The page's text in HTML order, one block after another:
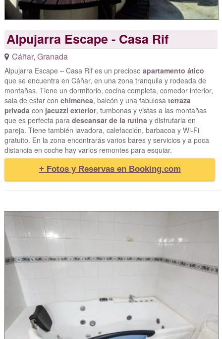
Alpujarra Escape - Casa Rif
Cáñar, Granada
Alpujarra Escape – Casa Rif es un precioso apartamento ático
que se encuentra en Cáñar, en una zona tranquila y rodeada de
montañas. Tiene un dormitorio, cocina completa, comedor interior,
sala de estar con chimenea, balcón y una fabulosa terraza
privada con jacuzzi exterior, tumbonas y vistas a las montañas
que es perfecta para descansar de la rutina y disfrutarla en
pareja. Tiene también lavadora, calefacción, barbacoa y Wi-Fi
gratuito. En la zona encontrarás varios bares y servicios y a poca
distancia en coche hay varios remontes para esquiar.
+ Fotos y Reservas en Booking.com